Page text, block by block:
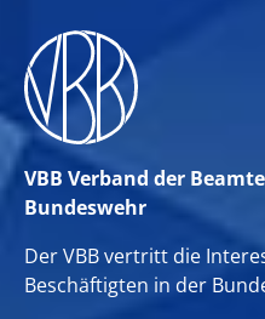
VBB Verband der
Bundeswehr
Der VBB vertritt die
Beschäftigten in der